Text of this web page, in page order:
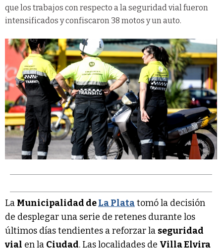
que los trabajos con respecto a la seguridad vial fueron
intensificados y confiscaron 38 motos y un auto.
La Municipalidad deLa Platatomó la decisión
de desplegar una serie de retenes durante los
últimos días tendientes a reforzar la seguridad
vial en la Ciudad. Las localidades de Villa Elvira